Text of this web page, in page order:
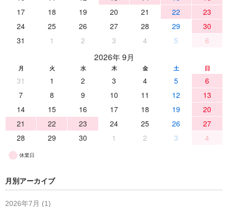
17
18 19 20 21 22
23
24
25 26 27 28 29
30
31
1 2 3 4 5 6
2026年 9月
月 火 水 木 金 土 日
31 1 2 3 4 5
6
7
8 9 10 11 12
13
14
15 16 17 18 19
20
21
22 23 24 25 26
27
28
29 30 1 2 3 4
休業日
月別アーカイブ
2026年7月 (1)